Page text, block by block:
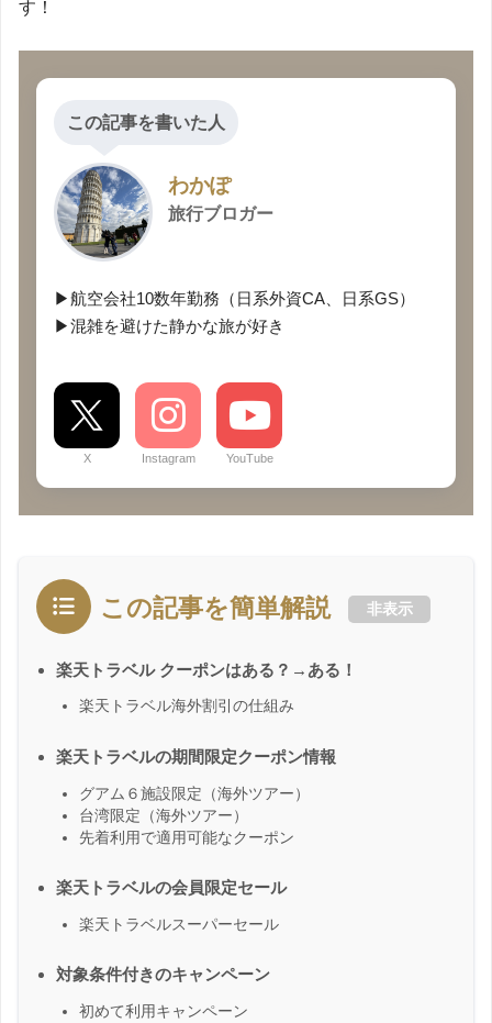
す！
この記事を書いた人
わかぽ
旅行ブロガー
▶航空会社10数年勤務（日系外資CA、日系GS）
▶混雑を避けた静かな旅が好き
X Instagram YouTube
この記事を簡単解説 非表示
楽天トラベル クーポンはある？→ある！
楽天トラベル海外割引の仕組み
楽天トラベルの期間限定クーポン情報
グアム６施設限定（海外ツアー）
台湾限定（海外ツアー）
先着利用で適用可能なクーポン
楽天トラベルの会員限定セール
楽天トラベルスーパーセール
対象条件付きのキャンペーン
初めて利用キャンペーン